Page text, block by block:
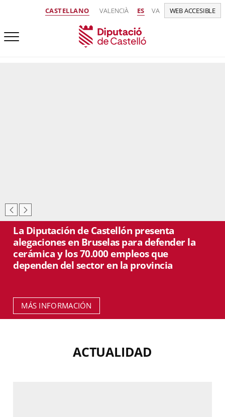
CASTELLANO VALENCIÀ ES VA WEB ACCESIBLE
La Diputación de Castellón presenta
alegaciones en Bruselas para defender la
cerámica y los 70.000 empleos que
dependen del sector en la provincia
MÁS INFORMACIÓN
ACTUALIDAD